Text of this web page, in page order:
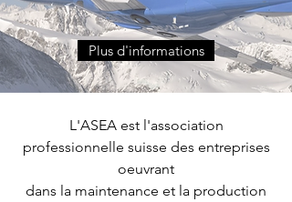
Plus d'informations
L'ASEA est l'association
professionnelle suisse des entreprises
oeuvrant
dans la maintenance et la production